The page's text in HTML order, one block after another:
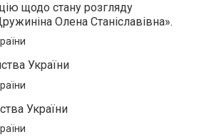
щодо стану розгляду
Олена Станіславівна».
України
України